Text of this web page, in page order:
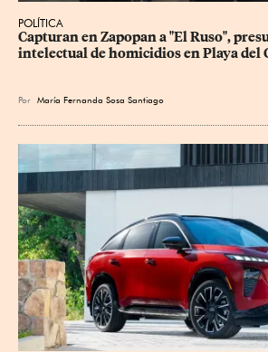
POLÍTICA
Capturan en Zapopan a "El Ruso",
intelectual de homicidios en Playa del
Por María Fernanda Sosa Santiago